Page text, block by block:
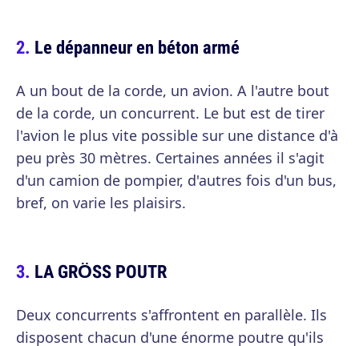
Le dépanneur en béton armé
A un bout de la corde, un avion. A l'autre bout
de la corde, un concurrent. Le but est de tirer
l'avion le plus vite possible sur une distance d'à
peu près 30 mètres. Certaines années il s'agit
d'un camion de pompier, d'autres fois d'un bus,
bref, on varie les plaisirs.
LA GRÖSS POUTR
Deux concurrents s'affrontent en parallèle. Ils
disposent chacun d'une énorme poutre qu'ils